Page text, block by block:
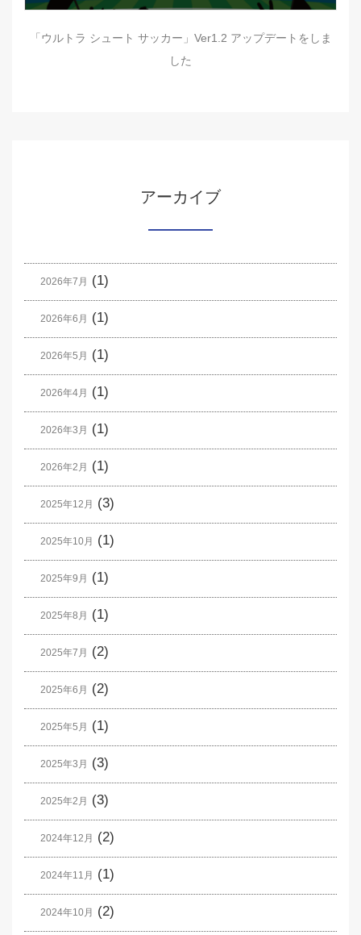
「ウルトラ シュート サッカー」Ver1.2 アップデートをしま
した
アーカイブ
2026年7月 (1)
2026年6月 (1)
2026年5月 (1)
2026年4月 (1)
2026年3月 (1)
2026年2月 (1)
2025年12月 (3)
2025年10月 (1)
2025年9月 (1)
2025年8月 (1)
2025年7月 (2)
2025年6月 (2)
2025年5月 (1)
2025年3月 (3)
2025年2月 (3)
2024年12月 (2)
2024年11月 (1)
2024年10月 (2)